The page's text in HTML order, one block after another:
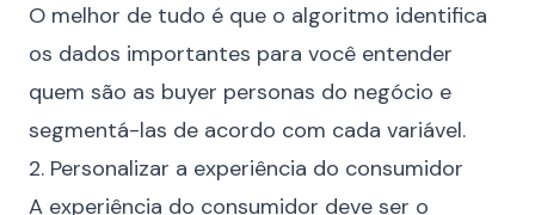
O melhor de tudo é que o algoritmo identifica
os dados importantes para você entender
quem são as buyer personas do negócio e
segmentá-las de acordo com cada variável.
2. Personalizar a experiência do consumidor
A experiência do consumidor deve ser o